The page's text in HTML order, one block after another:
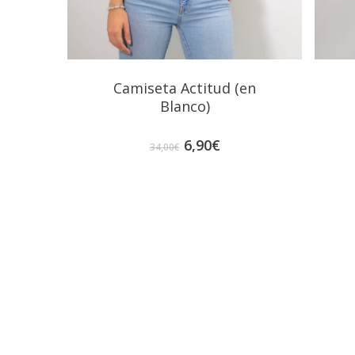
Camiseta Actitud (en
Blanco)
34,00€ Original
6,90€Current